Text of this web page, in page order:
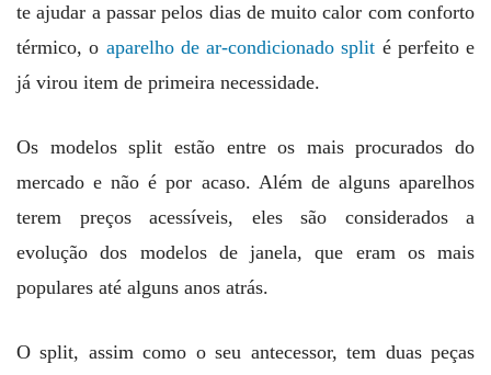
te ajudar a passar pelos dias de muito calor com conforto
térmico, o aparelho de ar-condicionado split é perfeito e
já virou item de primeira necessidade.
Os modelos split estão entre os mais procurados do
mercado e não é por acaso. Além de alguns aparelhos
terem preços acessíveis, eles são considerados a
evolução dos modelos de janela, que eram os mais
populares até alguns anos atrás.
O split, assim como o seu antecessor, tem duas peças